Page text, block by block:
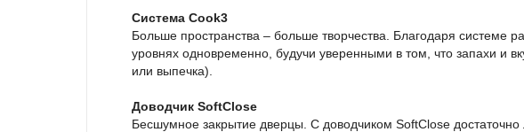
Система Cook3
Больше пространства – больше творчества. Благодаря системе
уровнях одновременно, будучи уверенными в том, что запахи
или выпечка).
Доводчик SoftClose
Бесшумное закрытие дверцы. C доводчиком SoftClose